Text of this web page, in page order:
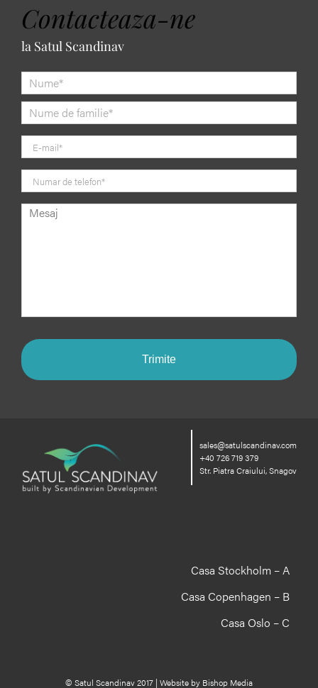
Contacteaza-ne
la Satul Scandinav
sales@satulscandinav.com
+40 726 719 379
Str. Piatra Craiului, Snagov
Casa Stockholm – A
Casa Copenhagen – B
Casa Oslo – C
© Satul Scandinav 2017 | Website by Bishop Media